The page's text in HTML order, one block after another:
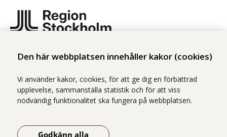
Den här webbplatsen innehåller kakor (cookies)
Vi använder kakor, cookies, för att ge dig en förbättrad
upplevelse, sammanställa statistik och för att viss
nödvändig funktionalitet ska fungera på webbplatsen.
Godkänn alla
Elevhälsoportalen är ett samarbete mellan tre centrum inom Region
Stockholm:
Centrum för arbets- och miljömedicin (CAMM)
Centrum för epidemiologi och samhällsmedicin (CES)
Centrum för hälsoekonomi, informatik och sjukvårdsforskning (CHIS)
Läs mer om webbplatsen